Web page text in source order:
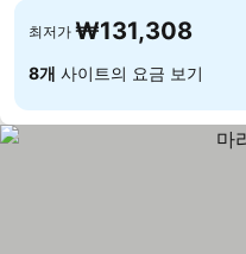
최저가 ₩131,308
8개 사이트의 요금 보기